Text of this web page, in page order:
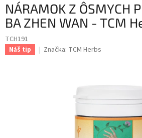
NÁRAMOK Z ÔSMYCH
BA ZHEN WAN - TCM
TCH191
Náš tip Značka: TCM Herbs